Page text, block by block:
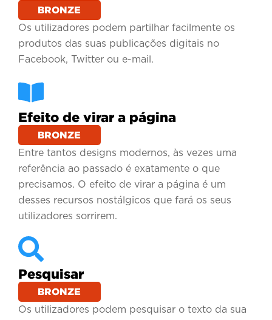
BRONZE
Os utilizadores podem partilhar facilmente os
produtos das suas publicações digitais no
Facebook, Twitter ou e-mail.
Efeito de virar a página
BRONZE
Entre tantos designs modernos, às vezes uma
referência ao passado é exatamente o que
precisamos. O efeito de virar a página é um
desses recursos nostálgicos que fará os seus
utilizadores sorrirem.
Pesquisar
BRONZE
Os utilizadores podem pesquisar o texto da sua